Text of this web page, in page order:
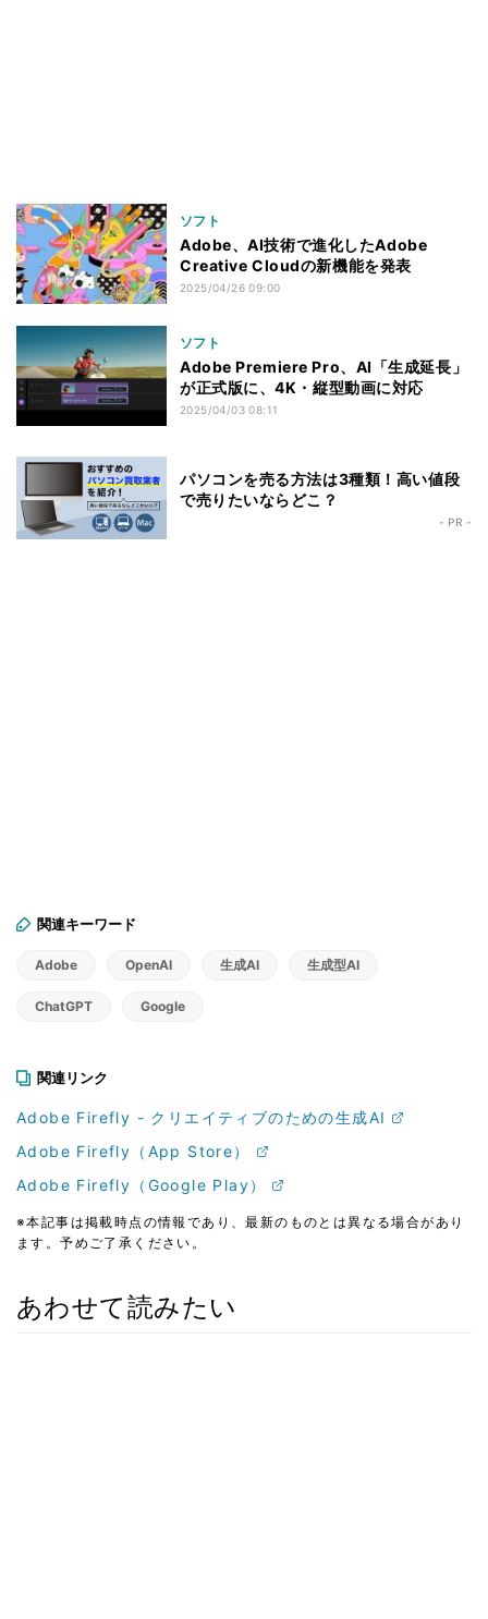
ソフト
Adobe、AI技術で進化したAdobe
Creative Cloudの新機能を発表
2025/04/26 09:00
ソフト
Adobe Premiere Pro、AI「生成延長」
が正式版に、4K・縦型動画に対応
2025/04/03 08:11
パソコンを売る方法は3種類！高い値段
で売りたいならどこ？
- PR -
関連キーワード
Adobe OpenAI 生成AI 生成型AI
ChatGPT Google
関連リンク
Adobe Firefly - クリエイティブのための生成AI
Adobe Firefly（App Store）
Adobe Firefly（Google Play）
※本記事は掲載時点の情報であり、最新のものとは異なる場合があり
ます。予めご了承ください。
あわせて読みたい